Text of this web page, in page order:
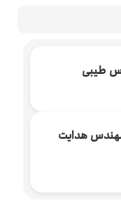
طیبی
هدایت